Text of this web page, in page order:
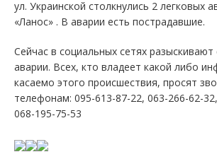
ул. Украинской столкнулись 2 легковых
«Ланос» . В аварии есть пострадавшие.
Сейчас в социальных сетях разыскивают
аварии. Всех, кто владеет какой либо
касаемо этого происшествия, просят
телефонам: 095-613-87-22, 063-266-62-
068-195-75-53